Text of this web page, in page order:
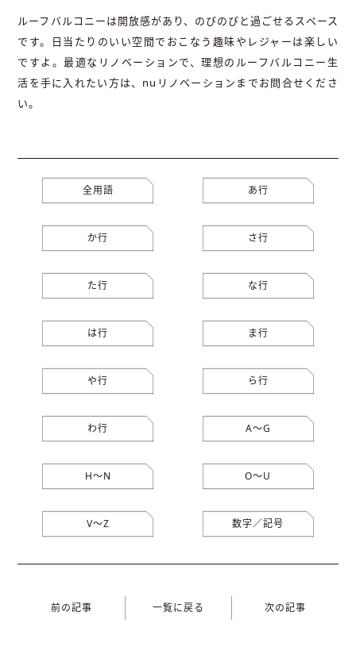
ルーフバルコニーは開放感があり、のびのびと過ごせるスペース
です。日当たりのいい空間でおこなう趣味やレジャーは楽しい
ですよ。最適なリノベーションで、理想のルーフバルコニー生
活を手に入れたい方は、nuリノベーションまでお問合せくださ
い。
全用語 あ行
か行 さ行
た行 な行
は行 ま行
や行 ら行
わ行 A〜G
H〜N O〜U
V〜Z 数字／記号
前の記事 一覧に戻る 次の記事